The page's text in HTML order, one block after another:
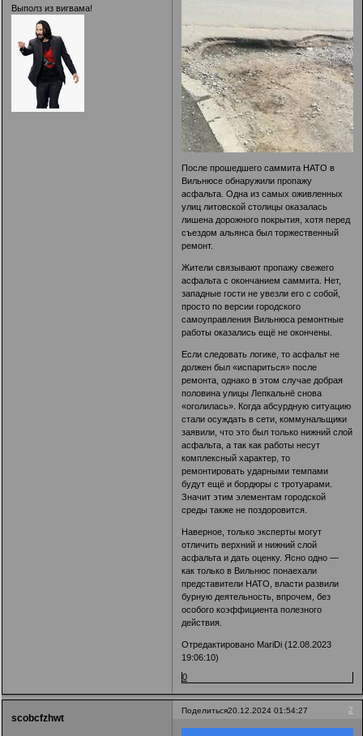
Выполз из вигвама!
После прошедшего саммита НАТО в
Вильнюсе обнаружили пропажу
асфальта. Одна из самых оживленных
улиц литовской столицы оказалась
лишена дорожного покрытия, хотя перед
съездом альянса был торжественный
ремонт.
Жители связывают пропажу свежего
асфальта с окончанием саммита. Нет,
западные гости не увезли его с собой,
просто по версии городского
самоуправления Вильнюса ремонтные
работы оказались ещё не окончены.
Если следовать логике, то асфальт не
должен был «испариться» после
ремонта, однако в этом случае добрая
половина улицы Лепкальнё снова
«оголилась». Когда абсурдную ситуацию
стали осуждать в сети, коммунальщики
заявили, что это был только нижний слой
асфальта, а так как работы несут
комплексный характер, то
ремонтировать ударными темпами
будут ещё и бордюры с тротуарами.
Значит этим элементам городской
среды также не поздоровится.
Наверное, только эксперты могут
отличить верхний и нижний слой
асфальта и дать оценку. Ясно одно —
как только в Вильнюс понаехали
представители НАТО, власти развили
бурную деятельность, впрочем, без
особого коэффициента полезного
действия.
Отредактировано MariDi (12.08.2023
19:06:10)
0
Поделиться 2
20.12.2024 01:54:27
scobcfzhwt